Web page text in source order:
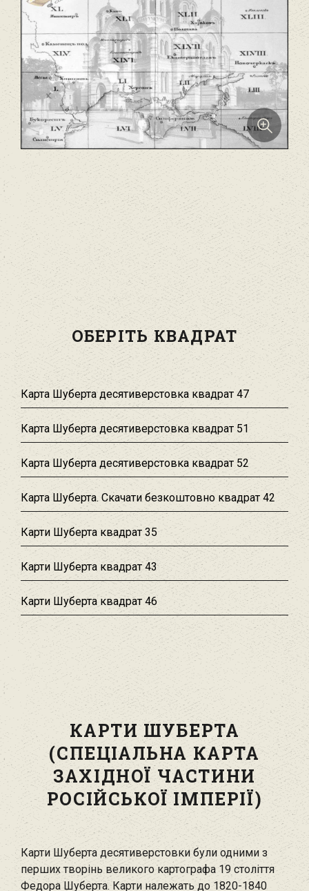
ОБЕРІТЬ КВАДРАТ
Карта Шуберта десятиверстовка квадрат 47
Карта Шуберта десятиверстовка квадрат 51
Карта Шуберта десятиверстовка квадрат 52
Карта Шуберта. Скачати безкоштовно квадрат 42
Карти Шуберта квадрат 35
Карти Шуберта квадрат 43
Карти Шуберта квадрат 46
КАРТИ ШУБЕРТА
(СПЕЦІАЛЬНА КАРТА
ЗАХІДНОЇ ЧАСТИНИ
РОСІЙСЬКОЇ ІМПЕРІЇ)
Карти Шуберта десятиверстовки були одними з
перших творінь великого картографа 19 століття
Федора Шуберта. Карти належать до 1820-1840